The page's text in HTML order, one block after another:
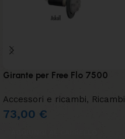
Girante per Free Flo 7500
Accessori e ricambi, Ricambi
73,00 €